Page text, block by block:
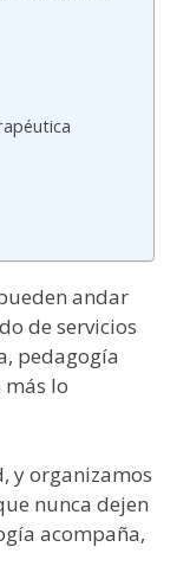
andar
de servicios
pedagogía
lo
y organizamos
nunca dejen
acompaña,